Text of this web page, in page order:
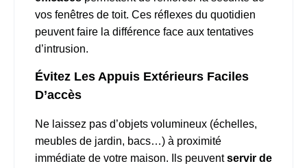
vos fenêtres de toit. Ces réflexes du quotidien
peuvent faire la différence face aux tentatives
d’intrusion.
Évitez Les Appuis Extérieurs Faciles
D’accès
Ne laissez pas d’objets volumineux (échelles,
meubles de jardin, bacs…) à proximité
immédiate de votre maison. Ils peuventservir de